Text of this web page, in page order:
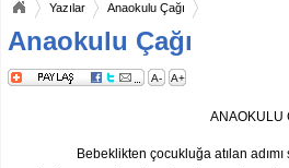
Yazılar Anaokulu Çağı
Anaokulu Çağı
A- A+
ANAOKULU
Bebeklikten çocukluğa atılan adımı